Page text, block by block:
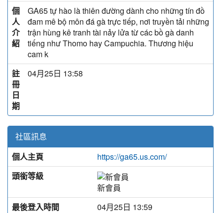
個
人
介
紹
GA65 tự hào là thiên đường dành cho những tín đồ
đam mê bộ môn đá gà trực tiếp, nơi truyền tải những
trận hùng kê tranh tài nảy lửa từ các bồ gà danh
tiếng như Thomo hay Campuchia. Thương hiệu
cam k
註
冊
日
期
04月25日 13:58
社區訊息
個人主頁
https://ga65.us.com/
頭銜等級
新會員
最後登入時間
04月25日 13:59